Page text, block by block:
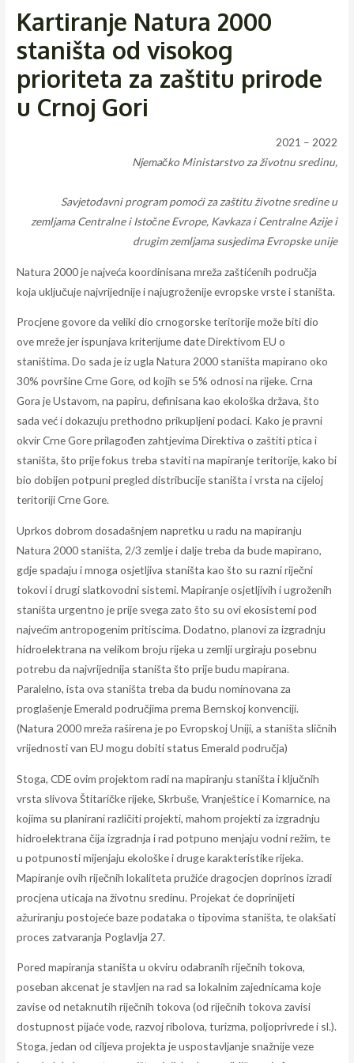
Kartiranje Natura 2000
staništa od visokog
prioriteta za zaštitu prirode
u Crnoj Gori
2021 – 2022
Njemačko Ministarstvo za životnu sredinu,
Savjetodavni program pomoći za zaštitu životne sredine u
zemljama Centralne i Istočne Evrope, Kavkaza i Centralne Azije i
drugim zemljama susjedima Evropske unije
Natura 2000 je najveća koordinisana mreža zaštićenih područja
koja uključuje najvrijednije i najugroženije evropske vrste i staništa.
Procjene govore da veliki dio crnogorske teritorije može biti dio
ove mreže jer ispunjava kriterijume date Direktivom EU o
staništima. Do sada je iz ugla Natura 2000 staništa mapirano oko
30% površine Crne Gore, od kojih se 5% odnosi na rijeke. Crna
Gora je Ustavom, na papiru, definisana kao ekološka država, što
sada već i dokazuju prethodno prikupljeni podaci. Kako je pravni
okvir Crne Gore prilagođen zahtjevima Direktiva o zaštiti ptica i
staništa, što prije fokus treba staviti na mapiranje teritorije, kako bi
bio dobijen potpuni pregled distribucije staništa i vrsta na cijeloj
teritoriji Crne Gore.
Uprkos dobrom dosadašnjem napretku u radu na mapiranju
Natura 2000 staništa, 2/3 zemlje i dalje treba da bude mapirano,
gdje spadaju i mnoga osjetljiva staništa kao što su razni riječni
tokovi i drugi slatkovodni sistemi. Mapiranje osjetljivih i ugroženih
staništa urgentno je prije svega zato što su ovi ekosistemi pod
najvećim antropogenim pritiscima. Dodatno, planovi za izgradnju
hidroelektrana na velikom broju rijeka u zemlji urgiraju posebnu
potrebu da najvrijednija staništa što prije budu mapirana.
Paralelno, ista ova staništa treba da budu nominovana za
proglašenje Emerald područjima prema Bernskoj konvenciji.
(Natura 2000 mreža raširena je po Evropskoj Uniji, a staništa sličnih
vrijednosti van EU mogu dobiti status Emerald područja)
Stoga, CDE ovim projektom radi na mapiranju staništa i ključnih
vrsta slivova Štitaričke rijeke, Skrbuše, Vranještice i Komarnice, na
kojima su planirani različiti projekti, mahom projekti za izgradnju
hidroelektrana čija izgradnja i rad potpuno menjaju vodni režim, te
u potpunosti mijenjaju ekološke i druge karakteristike rijeka.
Mapiranje ovih riječnih lokaliteta pružiće dragocjen doprinos izradi
procjena uticaja na životnu sredinu. Projekat će doprinijeti
ažuriranju postojeće baze podataka o tipovima staništa, te olakšati
proces zatvaranja Poglavlja 27.
Pored mapiranja staništa u okviru odabranih riječnih tokova,
poseban akcenat je stavljen na rad sa lokalnim zajednicama koje
zavise od netaknutih riječnih tokova (od riječnih tokova zavisi
dostupnost pijaće vode, razvoj ribolova, turizma, poljoprivrede i sl.).
Stoga, jedan od ciljeva projekta je uspostavljanje snažnije veze